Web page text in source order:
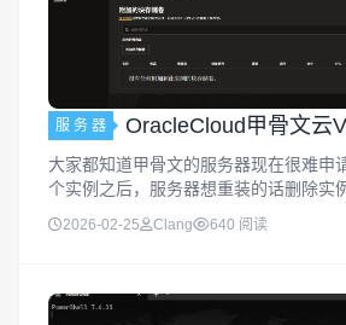
服 务 器 OracleCloud甲骨文云
大家都知道甲骨文的服务器现在很难申
个实例之后，服务器想重装的话删除实
点比较困难。今天就给大家带来不用删
中重装你想要的系统的教程，本示例使
2026-02-25 Clang 640 阅读